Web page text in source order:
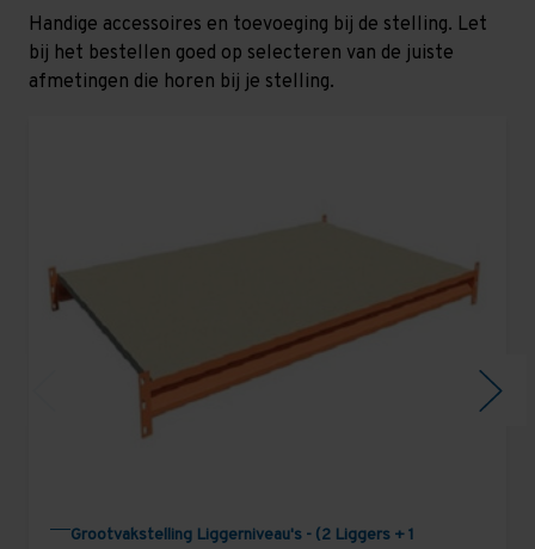
Handige accessoires en toevoeging bij de stelling. Let
bij het bestellen goed op selecteren van de juiste
afmetingen die horen bij je stelling.
Grootvakstelling Liggerniveau's - (2 Liggers + 1